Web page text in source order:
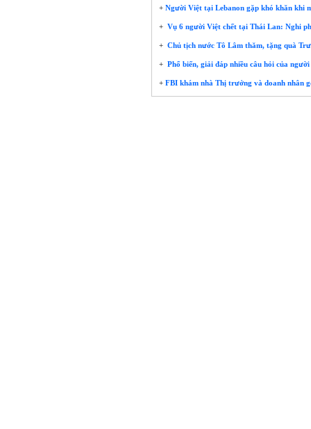
+Người Việt tại Lebanon gặp khó khăn khi
+Vụ 6 người Việt chết tại Thái Lan: Nghi
+Chủ tịch nước Tô Lâm thăm, tặng quà
+Phổ biến, giải đáp nhiều câu hỏi của
+FBI khám nhà Thị trưởng và doanh nhân